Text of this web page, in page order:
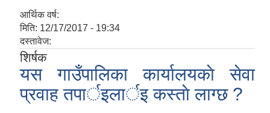
आर्थिक वर्ष:
मिति: 12/17/2017 - 19:34
दस्तावेज:
शिर्षक
यस गाउँपालिका कार्यालयकाे सेवा
प्रवाह तपार्इलार्इ कस्ताे लाग्छ ?